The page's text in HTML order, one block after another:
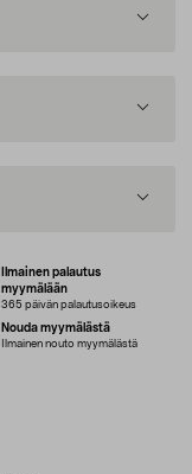
Ilmainen palautus
myymälään
365 päivän palautusoikeus
Nouda myymälästä
Ilmainen nouto myymälästä